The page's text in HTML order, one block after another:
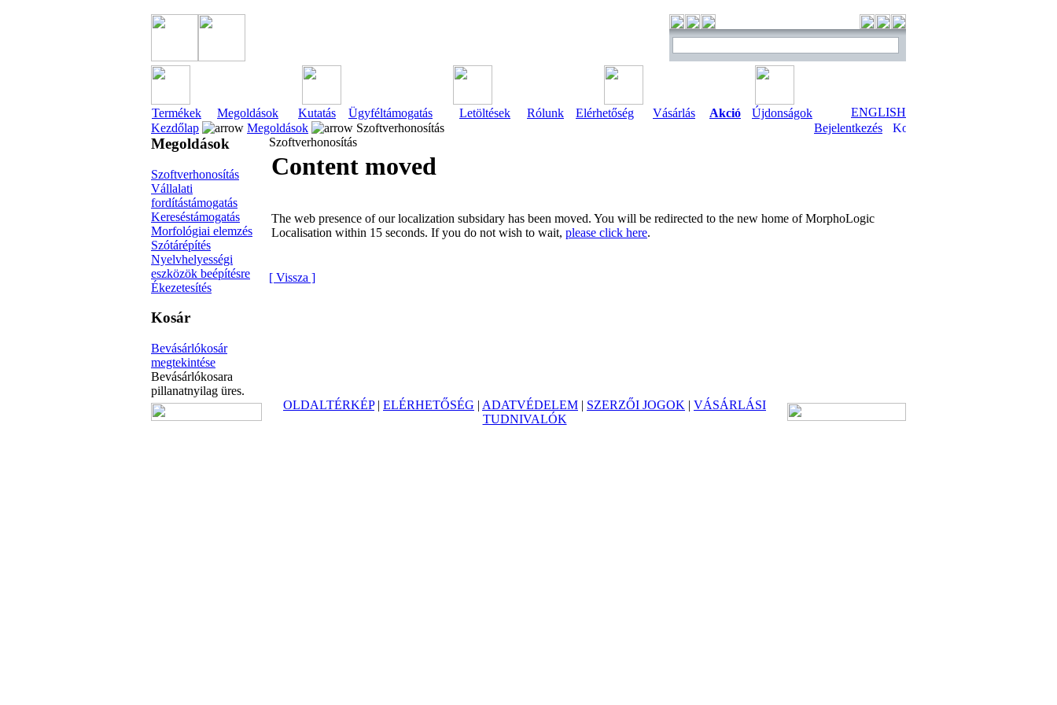
Termékek Megoldások Kutatás Ügyféltámogatás Letöltések Rólunk Elérhetőség Vásárlás Akció Újdonságok
ENGLISH
Kezdőlap
Megoldások Szoftverhonosítás Bejelentkezés
Megoldások
Szoftverhonosítás
Vállalati
fordítástámogatás
Kereséstámogatás
Morfológiai elemzés
Szótárépítés
Nyelvhelyességi
eszközök beépítésre
Ékezetesítés
Kosár
Bevásárlókosár
megtekintése
Bevásárlókosara
pillanatnyilag üres.
Szoftverhonosítás
Content moved
The web presence of our localization subsidary has been moved. You will be redirected to the new home of MorphoLogic
Localisation within 15 seconds. If you do not wish to wait, please click here.
[ Vissza ]
OLDALTÉRKÉP| ELÉRHETŐSÉG | ADATVÉDELEM | SZERZŐI JOGOK | VÁSÁRLÁSI
TUDNIVALÓK